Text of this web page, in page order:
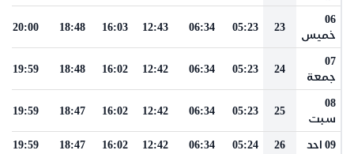
06
خميس
23
05:23
06:34
12:43
16:03
18:48
20:00
07
جمعة
24
05:23
06:34
12:42
16:02
18:48
19:59
08
سبت
25
05:23
06:34
12:42
16:02
18:47
19:59
09 احد 26
05:24
06:34
12:42
16:02
18:47
19:59